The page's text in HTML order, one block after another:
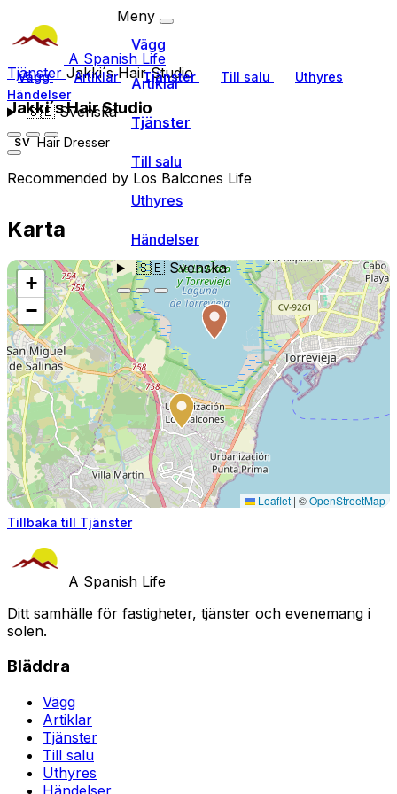
A Spanish Life
Vägg Artiklar Tjänster Till salu
Uthyres
Händelser
🇸🇪Svenska
Meny
Vägg
Artiklar
Tjänster
Till salu
Uthyres
Händelser
🇸🇪Svenska
Tjänster Jakki´s Hair Studio
Jakki´s Hair Studio
SV Hair Dresser
Recommended by Los Balcones Life
Karta
+
−
Leaflet | ©OpenStreetMap
Tillbaka till Tjänster
A Spanish Life
Ditt samhälle för fastigheter, tjänster och evenemang i
solen.
Bläddra
Vägg
Artiklar
Tjänster
Till salu
Uthyres